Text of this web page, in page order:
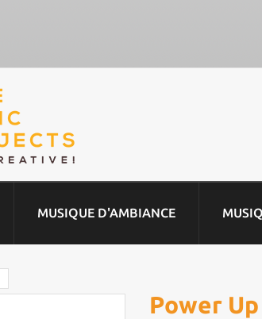
MUSIQUE D'AMBIANCE
Power Up